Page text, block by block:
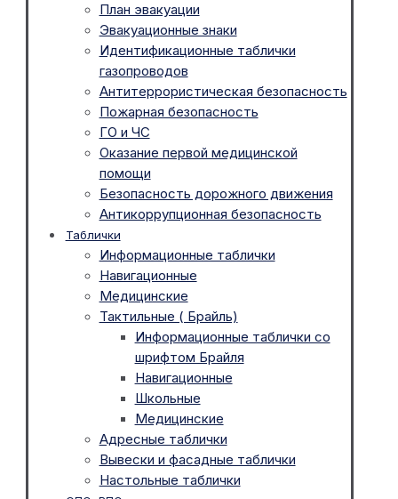
План эвакуации
Эвакуационные знаки
Идентификационные таблички
газопроводов
Антитеррористическая безопасность
Пожарная безопасность
ГО и ЧС
Оказание первой медицинской
помощи
Безопасность дорожного движения
Антикоррупционная безопасность
Таблички
Информационные таблички
Навигационные
Медицинские
Тактильные ( Брайль)
Информационные таблички со
шрифтом Брайля
Навигационные
Школьные
Медицинские
Адресные таблички
Вывески и фасадные таблички
Настольные таблички